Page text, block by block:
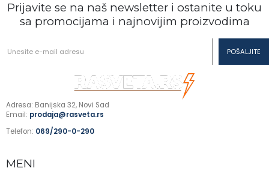
Prijavite se na naš newsletter i ostanite u toku
sa promocijama i najnovijim proizvodima
Adresa: Banijska 32, Novi Sad
Email: prodaja@rasveta.rs
Telefon: 069/290-0-290
MENI